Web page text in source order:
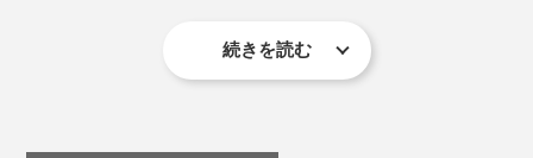
大津だからこその技術です。
ふんわり拠った特殊な繊維の間に、吸着熱を溜めこむ空
気層をたっぷり含むので、毛布が軽く仕上がるのです。
続きを読む